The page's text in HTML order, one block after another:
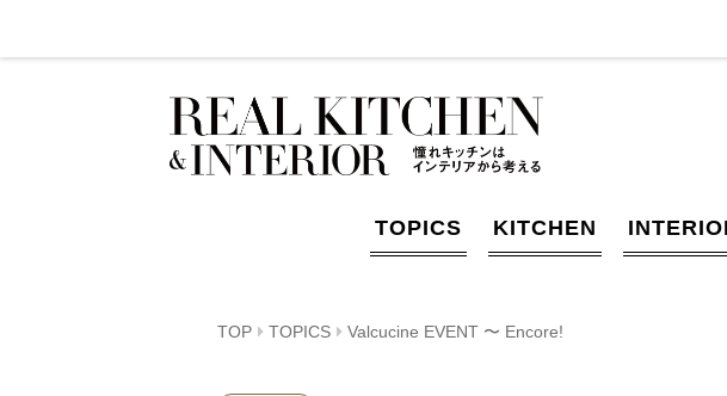
TOPICS KITCHEN
TOP TOPICS Valcucine EVENT 〜 Encore!